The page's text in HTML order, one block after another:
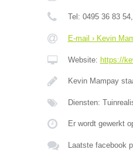
Tel: 0495 36 83 54
E-mail › Kevin
Website: https://
Kevin Mampay
Diensten:
Er wordt gewerkt
Laatste facebook